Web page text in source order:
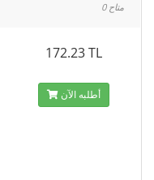
0 متاح
172.23 TL
أطلبه الآن